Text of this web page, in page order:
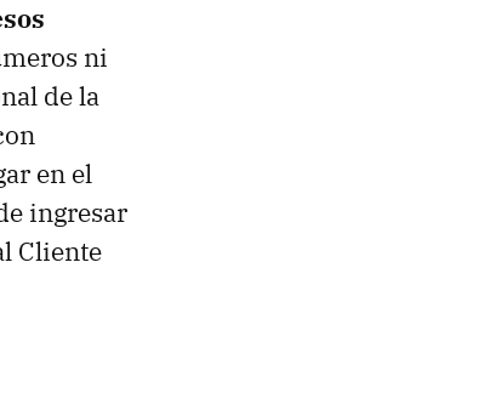
ni
de la
en el
ingresar
Cliente